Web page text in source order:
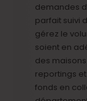
demandes
parfait suivi
gérez le
soient en
des
reportings
fonds en